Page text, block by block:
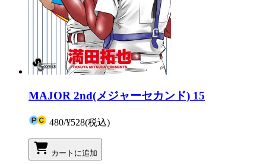
MAJOR 2nd(メジャーセカンド) 15
480/¥528(税込)
カートに追加